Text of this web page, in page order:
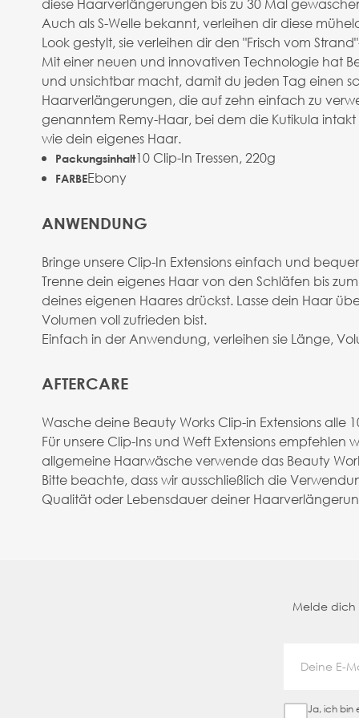
diese Haarverlängerungen bis zu 30 Mal
Auch als S-Welle bekannt, verleihen dir diese
Look gestylt, sie verleihen dir den "Frisch vom
Mit einer neuen und innovativen Technologie hat
und unsichtbar macht, damit du jeden Tag einen
Haarverlängerungen, die auf zehn einfach zu
genanntem Remy-Haar, bei dem die Kutikula
wie dein eigenes Haar.
Packungsinhalt10 Clip-In Tressen, 220g
FARBEEbony
ANWENDUNG
Bringe unsere Clip-In Extensions einfach und
Trenne dein eigenes Haar von den Schläfen bis
deines eigenen Haares drückst. Lasse dein Haar
Volumen voll zufrieden bist.
Einfach in der Anwendung, verleihen sie Länge,
AFTERCARE
Wasche deine Beauty Works Clip-in Extensions alle
Für unsere Clip-Ins und Weft Extensions
allgemeine Haarwäsche verwende das Beauty
Bitte beachte, dass wir ausschließlich die
Qualität oder Lebensdauer deiner
Melde dich
Sign Up
Ja, ich bin